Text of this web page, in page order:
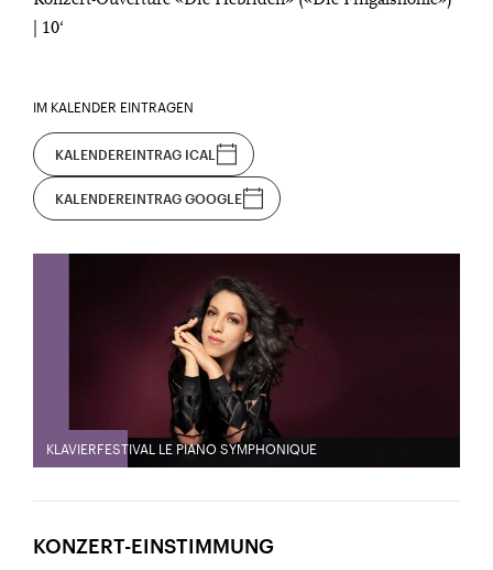
| 10‘
IM KALENDER EINTRAGEN
KALENDEREINTRAG ICAL
KALENDEREINTRAG GOOGLE
KLAVIERFESTIVAL LE PIANO SYMPHONIQUE
KONZERT-EINSTIMMUNG